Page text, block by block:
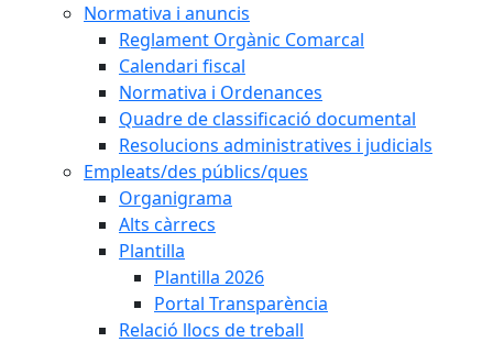
Normativa i anuncis
Reglament Orgànic Comarcal
Calendari fiscal
Normativa i Ordenances
Quadre de classificació documental
Resolucions administratives i judicials
Empleats/des públics/ques
Organigrama
Alts càrrecs
Plantilla
Plantilla 2026
Portal Transparència
Relació llocs de treball